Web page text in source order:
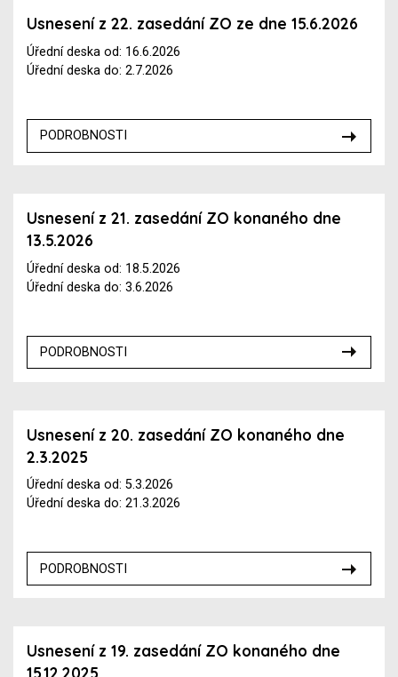
Usnesení z 22. zasedání ZO ze dne 15.6.2026
Úřední deska od: 16.6.2026
Úřední deska do: 2.7.2026
PODROBNOSTI
Usnesení z 21. zasedání ZO konaného dne
13.5.2026
Úřední deska od: 18.5.2026
Úřední deska do: 3.6.2026
PODROBNOSTI
Usnesení z 20. zasedání ZO konaného dne
2.3.2025
Úřední deska od: 5.3.2026
Úřední deska do: 21.3.2026
PODROBNOSTI
Usnesení z 19. zasedání ZO konaného dne
15.12.2025